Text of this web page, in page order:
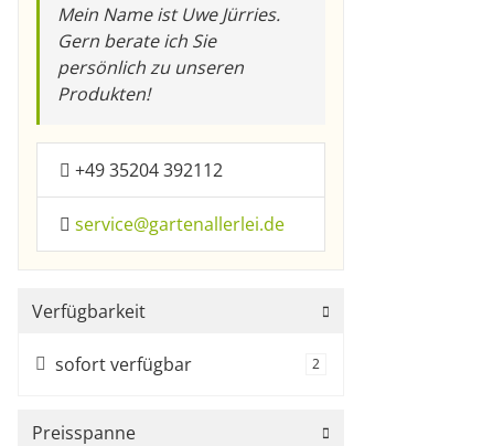
Mein Name ist Uwe Jürries.
Gern berate ich Sie
persönlich zu unseren
Produkten!
+49 35204 392112
service@gartenallerlei.de
Verfügbarkeit
sofort verfügbar 2
Preisspanne